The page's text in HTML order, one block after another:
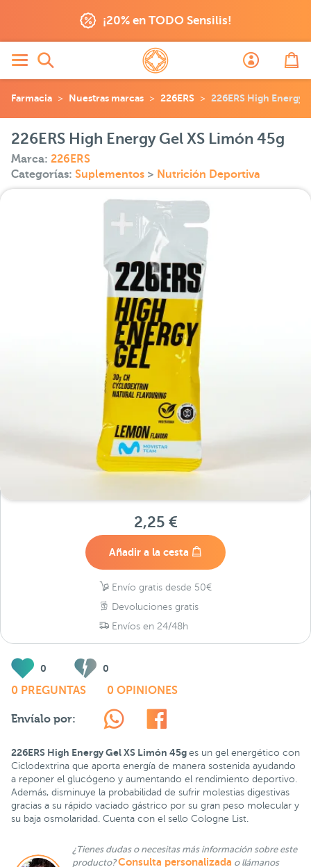
¡20% en TODO Sensilis!
Farmacia Nuestras marcas 226ERS 226ERS High Energy
226ERS High Energy Gel XS Limón 45g
Marca: 226ERS
Categorías: Suplementos > Nutrición Deportiva
2,25 €
Añadir a la cesta
Envío gratis desde 50€
Devoluciones gratis
Envíos en 24/48h
0 0
0 PREGUNTAS 0 OPINIONES
Envíalo por:
226ERS High Energy Gel XS Limón 45g es un gel energético con
Ciclodextrina que aporta energía de manera sostenida ayudando
a reponer el glucógeno y aumentando el rendimiento deportivo.
Además, disminuye la probabilidad de sufrir molestias digestivas
gracias a su rápido vaciado gástrico por su gran peso molecular y
su baja osmolaridad. Cuenta con el sello Cologne List.
¿Tienes dudas o necesitas más información sobre este
producto?Consulta personalizada o llámanos